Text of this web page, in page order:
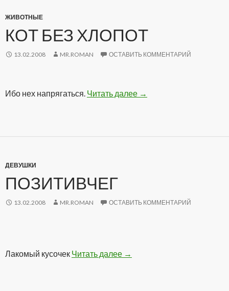
ЖИВОТНЫЕ
КОТ БЕЗ ХЛОПОТ
13.02.2008 MR.ROMAN ОСТАВИТЬ КОММЕНТАРИЙ
Ибо нех напрягаться. Читать далее Кот без хлопот
→
ДЕВУШКИ
ПОЗИТИВЧЕГ
13.02.2008 MR.ROMAN ОСТАВИТЬ КОММЕНТАРИЙ
Лакомый кусочек Читать далее Позитивчег
→